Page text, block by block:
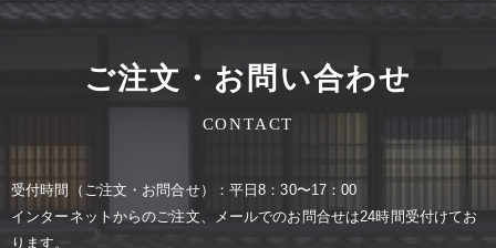
ご注文・お問い合わせ
CONTACT
受付時間（ご注⽂・お問合せ）：平⽇8：30〜17：00
インターネットからのご注⽂、メールでのお問合せは24時間受付けてお
ります。